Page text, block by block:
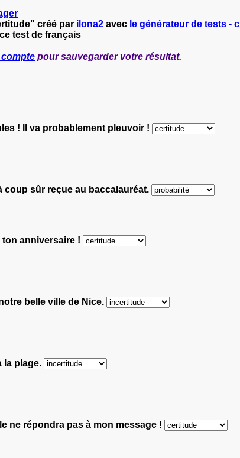
créé par ilona2 avec le générateur de tests -
test de français
pour sauvegarder votre résultat.
! Il va probablement pleuvoir !
coup sûr reçue au baccalauréat.
ton anniversaire !
belle ville de Nice.
la plage.
ne répondra pas à mon message !